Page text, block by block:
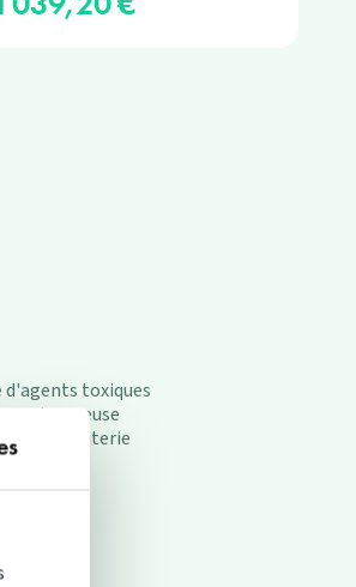
d'agents toxiques
rigoureuse
de literie